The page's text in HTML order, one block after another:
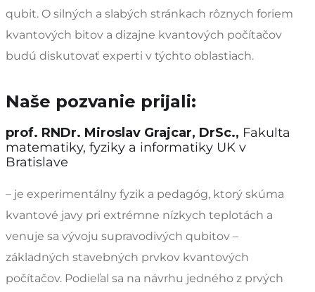
qubit. O silných a slabých stránkach rôznych foriem
kvantových bitov a dizajne kvantových počítačov
budú diskutovať experti v týchto oblastiach.
Naše pozvanie prijali:
prof. RNDr. Miroslav Grajcar, DrSc., Fakulta
matematiky, fyziky a informatiky UK v
Bratislave
– je experimentálny fyzik a pedagóg, ktorý skúma
kvantové javy pri extrémne nízkych teplotách a
venuje sa vývoju supravodivých qubitov –
základných stavebných prvkov kvantových
počítačov. Podieľal sa na návrhu jedného z prvých